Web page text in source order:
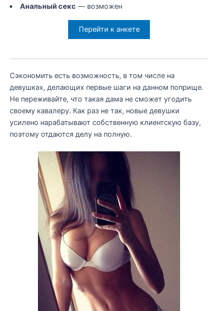
Анальный секс — возможен
Перейти к анкете
Сэкономить есть возможность, в том числе на
девушках, делающих первые шаги на данном поприще.
Не переживайте, что такая дама не сможет угодить
своему кавалеру. Как раз не так, новые девушки
усилено нарабатывают собственную клиентскую базу,
поэтому отдаются делу на полную.